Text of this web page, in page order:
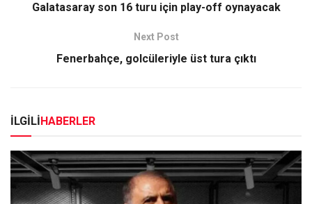
Galatasaray son 16 turu için play-off oynayacak
Next Post
Fenerbahçe, golcüleriyle üst tura çıktı
İLGİLİHABERLER